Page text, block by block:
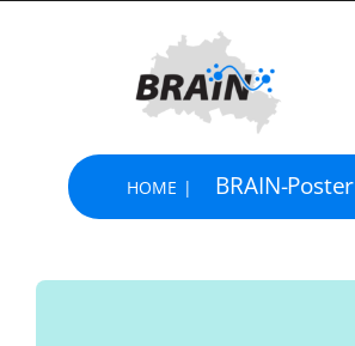
HOME BRAIN-Poster